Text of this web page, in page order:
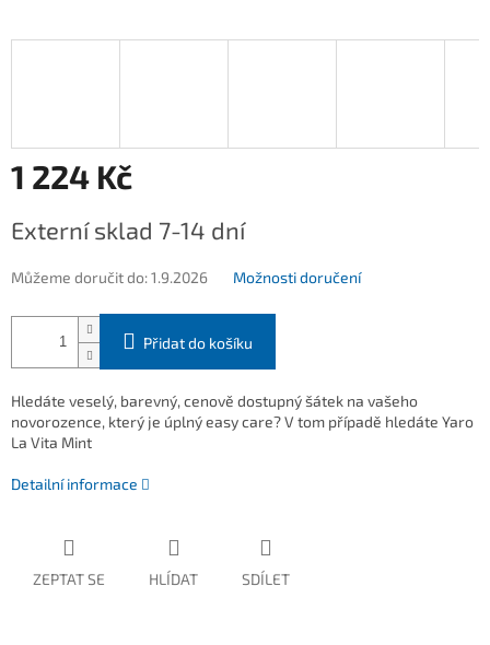
1 224 Kč
cena:
Externí sklad 7-14 dní
Můžeme doručit do:1.9.2026 Možnosti doručení
Přidat do košíku
Hledáte veselý, barevný, cenově dostupný šátek na vašeho
novorozence, který je úplný easy care? V tom případě hledáte Yaro
La Vita Mint
Detailní informace
ZEPTAT SE HLÍDAT SDÍLET